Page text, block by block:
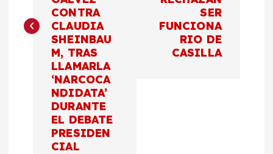
g
a
CONTRA
CLAUDIA
SHEINBAU
M, TRAS
LLAMARLA
‘NARCOCA
NDIDATA’
DURANTE
EL DEBATE
PRESIDEN
CIAL
SER
FUNCIONA
RIO DE
CASILLA